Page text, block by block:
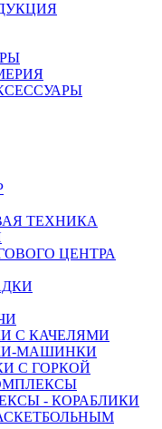
ТЕХНИКА
ЦЕНТРА
С КАЧЕЛЯМИ
МАШИНКИ
С ГОРКОЙ
- КОРАБЛИКИ